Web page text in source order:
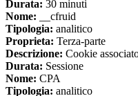
Durata: 30 minuti
Nome: __cfruid
Tipologia: analitico
Proprieta: Terza-parte
Descrizione: Cookie
Durata: Sessione
Nome: CPA
Tipologia: analitico